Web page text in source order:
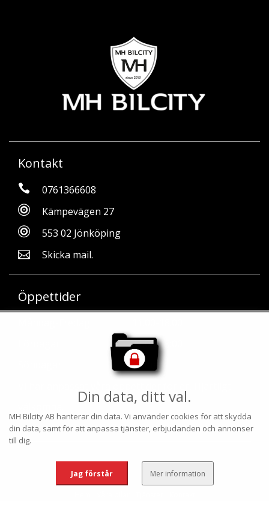
Kontakt
0761366608
Kämpevägen 27
553 02 Jönköping
Skicka mail.
Öppettider
11:00-13:00
Stängt
Din data, ditt val.
MH Bilcity AB hanterar din data. Vi använder cookies för att skydda
din data, samt för att anpassa tjänster, erbjudanden och annonser
till dig.
Jag förstår Mer information